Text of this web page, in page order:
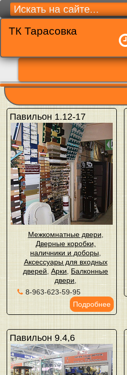
ТК Тарасовка
Павильон 1.12-17
Межкомнатные двери
Дверные коробки,
наличники и доборы
Аксессуары для входных
дверей ,Арки
Балконные
двери
8-963-623-59-95
Подробнее
Павильон 9.4,6